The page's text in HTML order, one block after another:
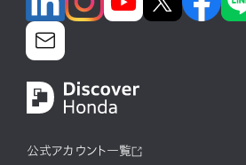
公式アカウント一覧